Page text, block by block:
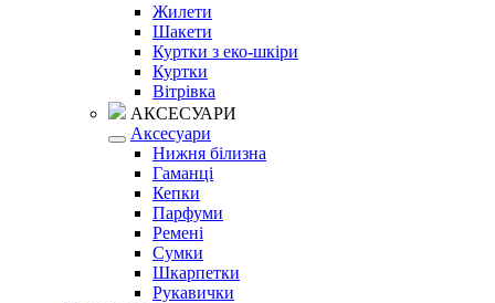
Жилети
Шакети
Куртки з еко-шкіри
Куртки
Вітрівка
АКСЕСУАРИ
Аксесуари
Нижня білизна
Гаманці
Кепки
Парфуми
Ремені
Сумки
Шкарпетки
Рукавички